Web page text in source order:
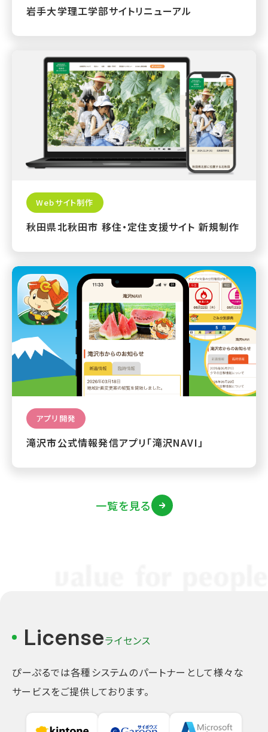
岩手大学理工学部サイトリニューアル
Webサイト制作
秋田県北秋田市 移住・定住支援サイト 新規制作
アプリ開発
滝沢市公式情報発信アプリ「滝沢NAVI」
一覧を見る
Licenseライセンス
ぴーぷるでは各種システムのパートナーとして様々な
サービスをご提供しております。